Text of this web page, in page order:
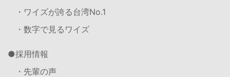
・ワイズが誇る台湾No.1
・数字で見るワイズ
採用情報
・先輩の声